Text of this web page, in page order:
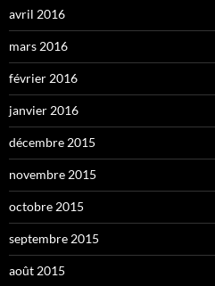
avril 2016
mars 2016
février 2016
janvier 2016
décembre 2015
novembre 2015
octobre 2015
septembre 2015
août 2015